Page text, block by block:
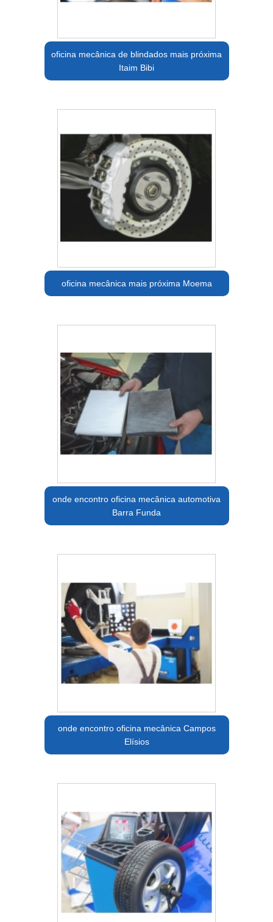
oficina mecânica de blindados mais próxima
Itaim Bibi
oficina mecânica mais próxima Moema
onde encontro oficina mecânica automotiva
Barra Funda
onde encontro oficina mecânica Campos
Elísios